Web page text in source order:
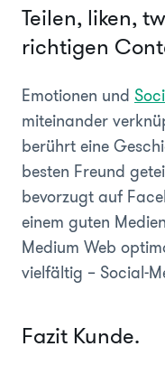
Teilen, liken,
richtigen
Emotionen und
miteinander
berührt eine
besten Freund
bevorzugt auf
einem guten
Medium Web
vielfältig – Social-
Fazit Kunde.